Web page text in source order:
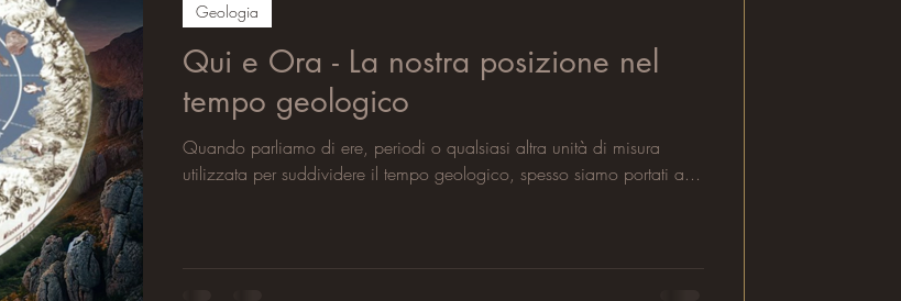
Qui e Ora - La nostra posizione nel
tempo geologico
Quando parliamo di ere, periodi o qualsiasi altra unità di misura
utilizzata per suddividere il tempo geologico, spesso siamo portati a...
Geologia